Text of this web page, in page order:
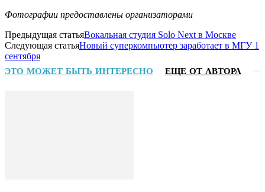
Фотографии предоставлены организаторами
Предыдущая статьяВокальная студия Solo Next в Москве
Следующая статьяНовый суперкомпьютер заработает в МГУ 1
сентября
ЭТО МОЖЕТ БЫТЬ ИНТЕРЕСНО ЕЩЕ ОТ АВТОРА